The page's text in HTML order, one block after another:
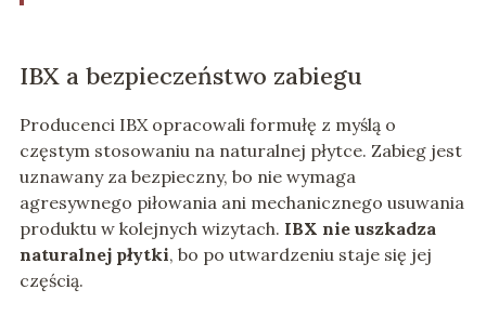
IBX a bezpieczeństwo zabiegu
Producenci IBX opracowali formułę z myślą o
częstym stosowaniu na naturalnej płytce. Zabieg jest
uznawany za bezpieczny, bo nie wymaga
agresywnego piłowania ani mechanicznego usuwania
produktu w kolejnych wizytach. IBX nie uszkadza
naturalnej płytki, bo po utwardzeniu staje się jej
częścią.